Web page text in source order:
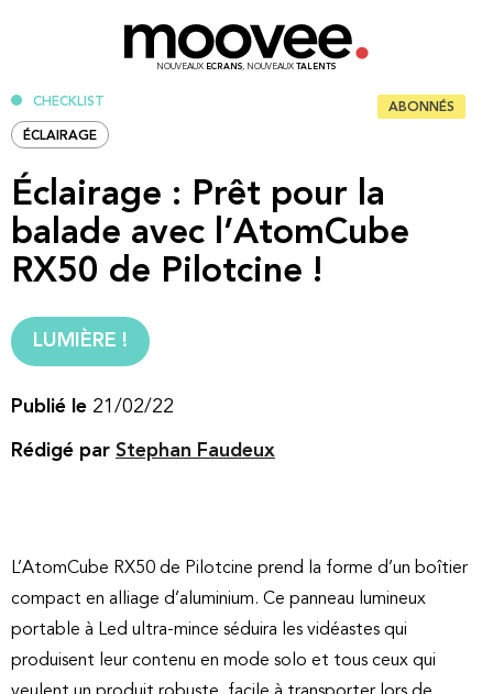
NOUVEAUX ECRANS, NOUVEAUX TALENTS
CHECKLIST ABONNÉS
ÉCLAIRAGE
Éclairage : Prêt pour la
balade avec l’AtomCube
RX50 de Pilotcine !
LUMIÈRE !
Publié le 21/02/22
Rédigé par Stephan Faudeux
L’AtomCube RX50 de Pilotcine prend la forme d’un boîtier
compact en alliage d’aluminium. Ce panneau lumineux
portable à Led ultra-mince séduira les vidéastes qui
produisent leur contenu en mode solo et tous ceux qui